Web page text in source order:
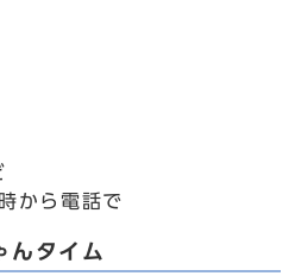
から電話で
んタイム